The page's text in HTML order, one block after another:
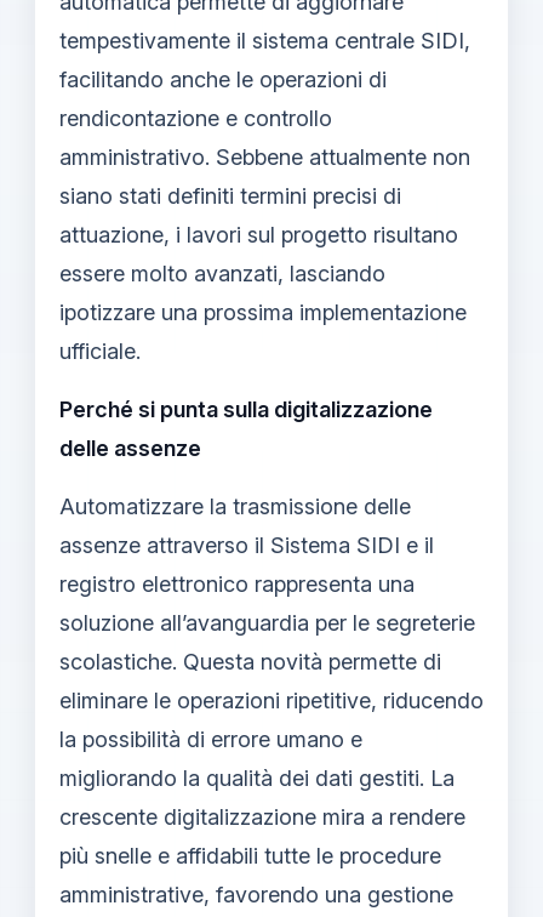
tempestivamente il sistema centrale SIDI,
facilitando anche le operazioni di
rendicontazione e controllo
amministrativo. Sebbene attualmente non
siano stati definiti termini precisi di
attuazione, i lavori sul progetto risultano
essere molto avanzati, lasciando
ipotizzare una prossima implementazione
ufficiale.
Perché si punta sulla digitalizzazione
delle assenze
Automatizzare la trasmissione delle
assenze attraverso il Sistema SIDI e il
registro elettronico rappresenta una
soluzione all’avanguardia per le segreterie
scolastiche. Questa novità permette di
eliminare le operazioni ripetitive, riducendo
la possibilità di errore umano e
migliorando la qualità dei dati gestiti. La
crescente digitalizzazione mira a rendere
più snelle e affidabili tutte le procedure
amministrative, favorendo una gestione